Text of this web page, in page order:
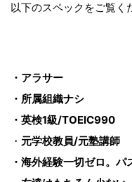
以下のスペックをご覧く
・アラサー
・所属組織ナシ
・英検1級/TOEIC990
・ 元学校教員/元塾講師
・海外経験一切ゼロ。